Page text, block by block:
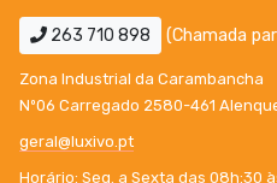
263 710 898 (Chamada
Zona Industrial da Carambancha
Nº06 Carregado 2580-461
geral@luxivo.pt
Horário: Seg. a Sexta das 08h:30